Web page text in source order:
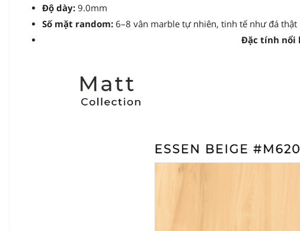
Độ dày: 9.0mm
Số mặt random: 6–8 vân marble tự nhiên, tinh tế như đá thật
Đặc tính nổi